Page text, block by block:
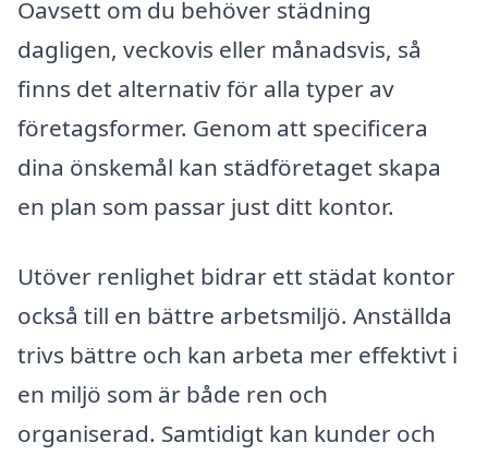
Oavsett om du behöver städning
dagligen, veckovis eller månadsvis, så
finns det alternativ för alla typer av
företagsformer. Genom att specificera
dina önskemål kan städföretaget skapa
en plan som passar just ditt kontor.
Utöver renlighet bidrar ett städat kontor
också till en bättre arbetsmiljö. Anställda
trivs bättre och kan arbeta mer effektivt i
en miljö som är både ren och
organiserad. Samtidigt kan kunder och